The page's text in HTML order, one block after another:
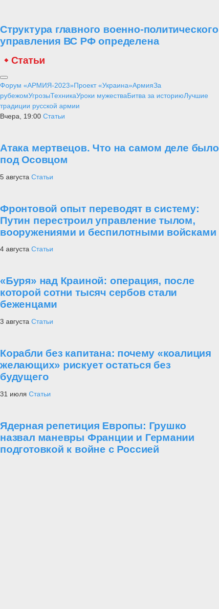
Структура главного военно-политического
управления ВС РФ определена
Статьи
Форум «АРМИЯ-2023»Проект «Украина»АрмияЗа
рубежомУгрозыТехникаУроки мужестваБитва за историюЛучшие
традиции русской армии
Вчера, 19:00 Статьи
Атака мертвецов. Что на самом деле было
под Осовцом
5 августа Статьи
Фронтовой опыт переводят в систему:
Путин перестроил управление тылом,
вооружениями и беспилотными войсками
4 августа Статьи
«Буря» над Краиной: операция, после
которой сотни тысяч сербов стали
беженцами
3 августа Статьи
Корабли без капитана: почему «коалиция
желающих» рискует остаться без
будущего
31 июля Статьи
Ядерная репетиция Европы: Грушко
назвал маневры Франции и Германии
подготовкой к войне с Россией